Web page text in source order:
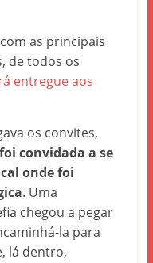
as principais
de todos os
entregue aos
os convites,
convidada a se
onde foi
. Uma
chegou a pegar
la para
lá dentro,